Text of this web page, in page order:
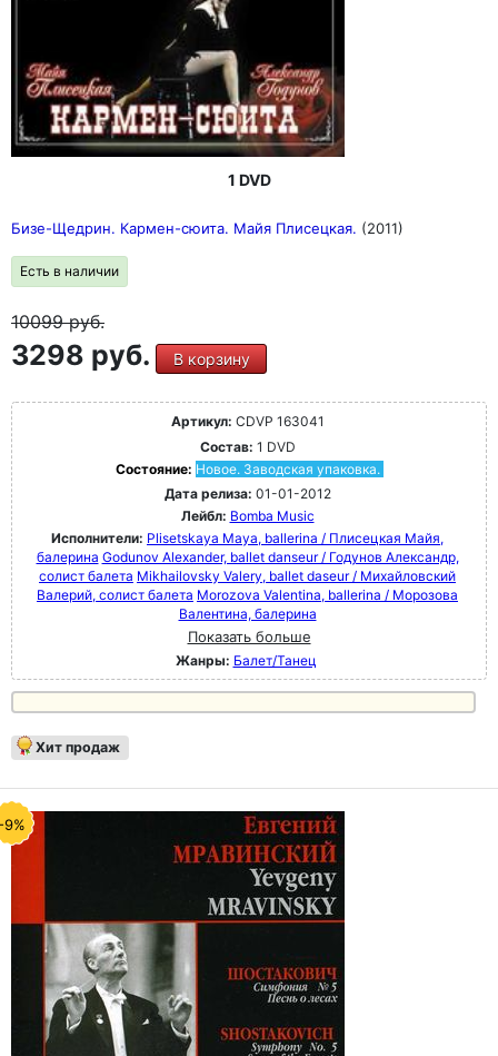
1 DVD
Бизе-Щедрин. Кармен-сюита. Майя Плисецкая. (2011)
Есть в наличии
10099руб.
3298 руб. В корзину
Артикул: CDVP 163041
Состав: 1 DVD
Состояние: Новое. Заводская упаковка.
Дата релиза: 01-01-2012
Лейбл: Bomba Music
Исполнители: Plisetskaya Maya, ballerina / Плисецкая Майя,
балерина Godunov Alexander, ballet danseur / Годунов Александр,
солист балета Mikhailovsky Valery, ballet daseur / Михайловский
Валерий, солист балета Morozova Valentina, ballerina / Морозова
Валентина, балерина
Показать больше
Жанры: Балет/Танец
Хит продаж
9%